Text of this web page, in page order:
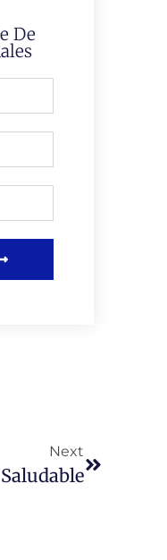
De
Next